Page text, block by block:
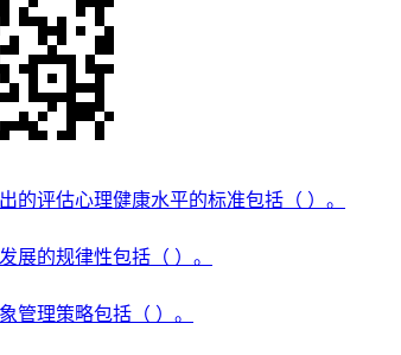
的评估心理健康水平的标准包括（ ）。
展的规律性包括（ ）。
管理策略包括（ ）。